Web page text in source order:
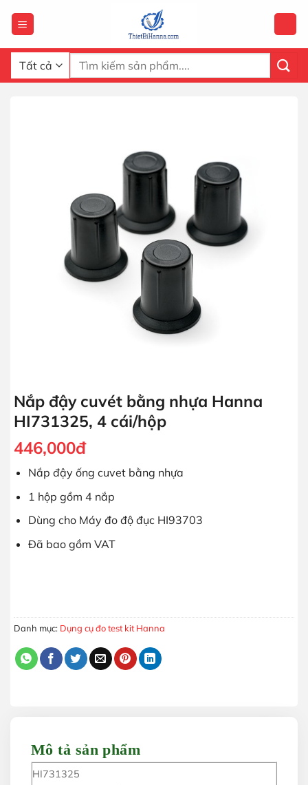
đến
dung
Tìm
kiếm:
Nắp đậy cuvét bằng nhựa Hanna
HI731325, 4 cái/hộp
446,000đ
Nắp đậy ống cuvet bằng nhựa
1 hộp gồm 4 nắp
Dùng cho Máy đo độ đục HI93703
Đã bao gồm VAT
Danh mục: Dụng cụ đo test kit Hanna
Mô tả sản phẩm
HI731325